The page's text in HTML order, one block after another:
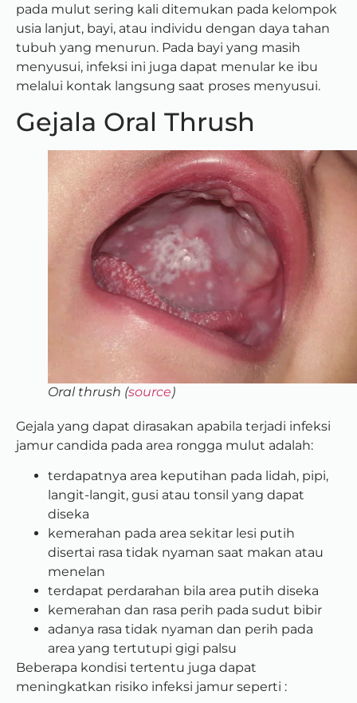
pada mulut sering kali ditemukan pada kelompok
usia lanjut, bayi, atau individu dengan daya tahan
tubuh yang menurun. Pada bayi yang masih
menyusui, infeksi ini juga dapat menular ke ibu
melalui kontak langsung saat proses menyusui.
Gejala Oral Thrush
Oral thrush (source)
Gejala yang dapat dirasakan apabila terjadi infeksi
jamur candida pada area rongga mulut adalah:
terdapatnya area keputihan pada lidah, pipi,
langit-langit, gusi atau tonsil yang dapat
diseka
kemerahan pada area sekitar lesi putih
disertai rasa tidak nyaman saat makan atau
menelan
terdapat perdarahan bila area putih diseka
kemerahan dan rasa perih pada sudut bibir
adanya rasa tidak nyaman dan perih pada
area yang tertutupi gigi palsu
Beberapa kondisi tertentu juga dapat
meningkatkan risiko infeksi jamur seperti :